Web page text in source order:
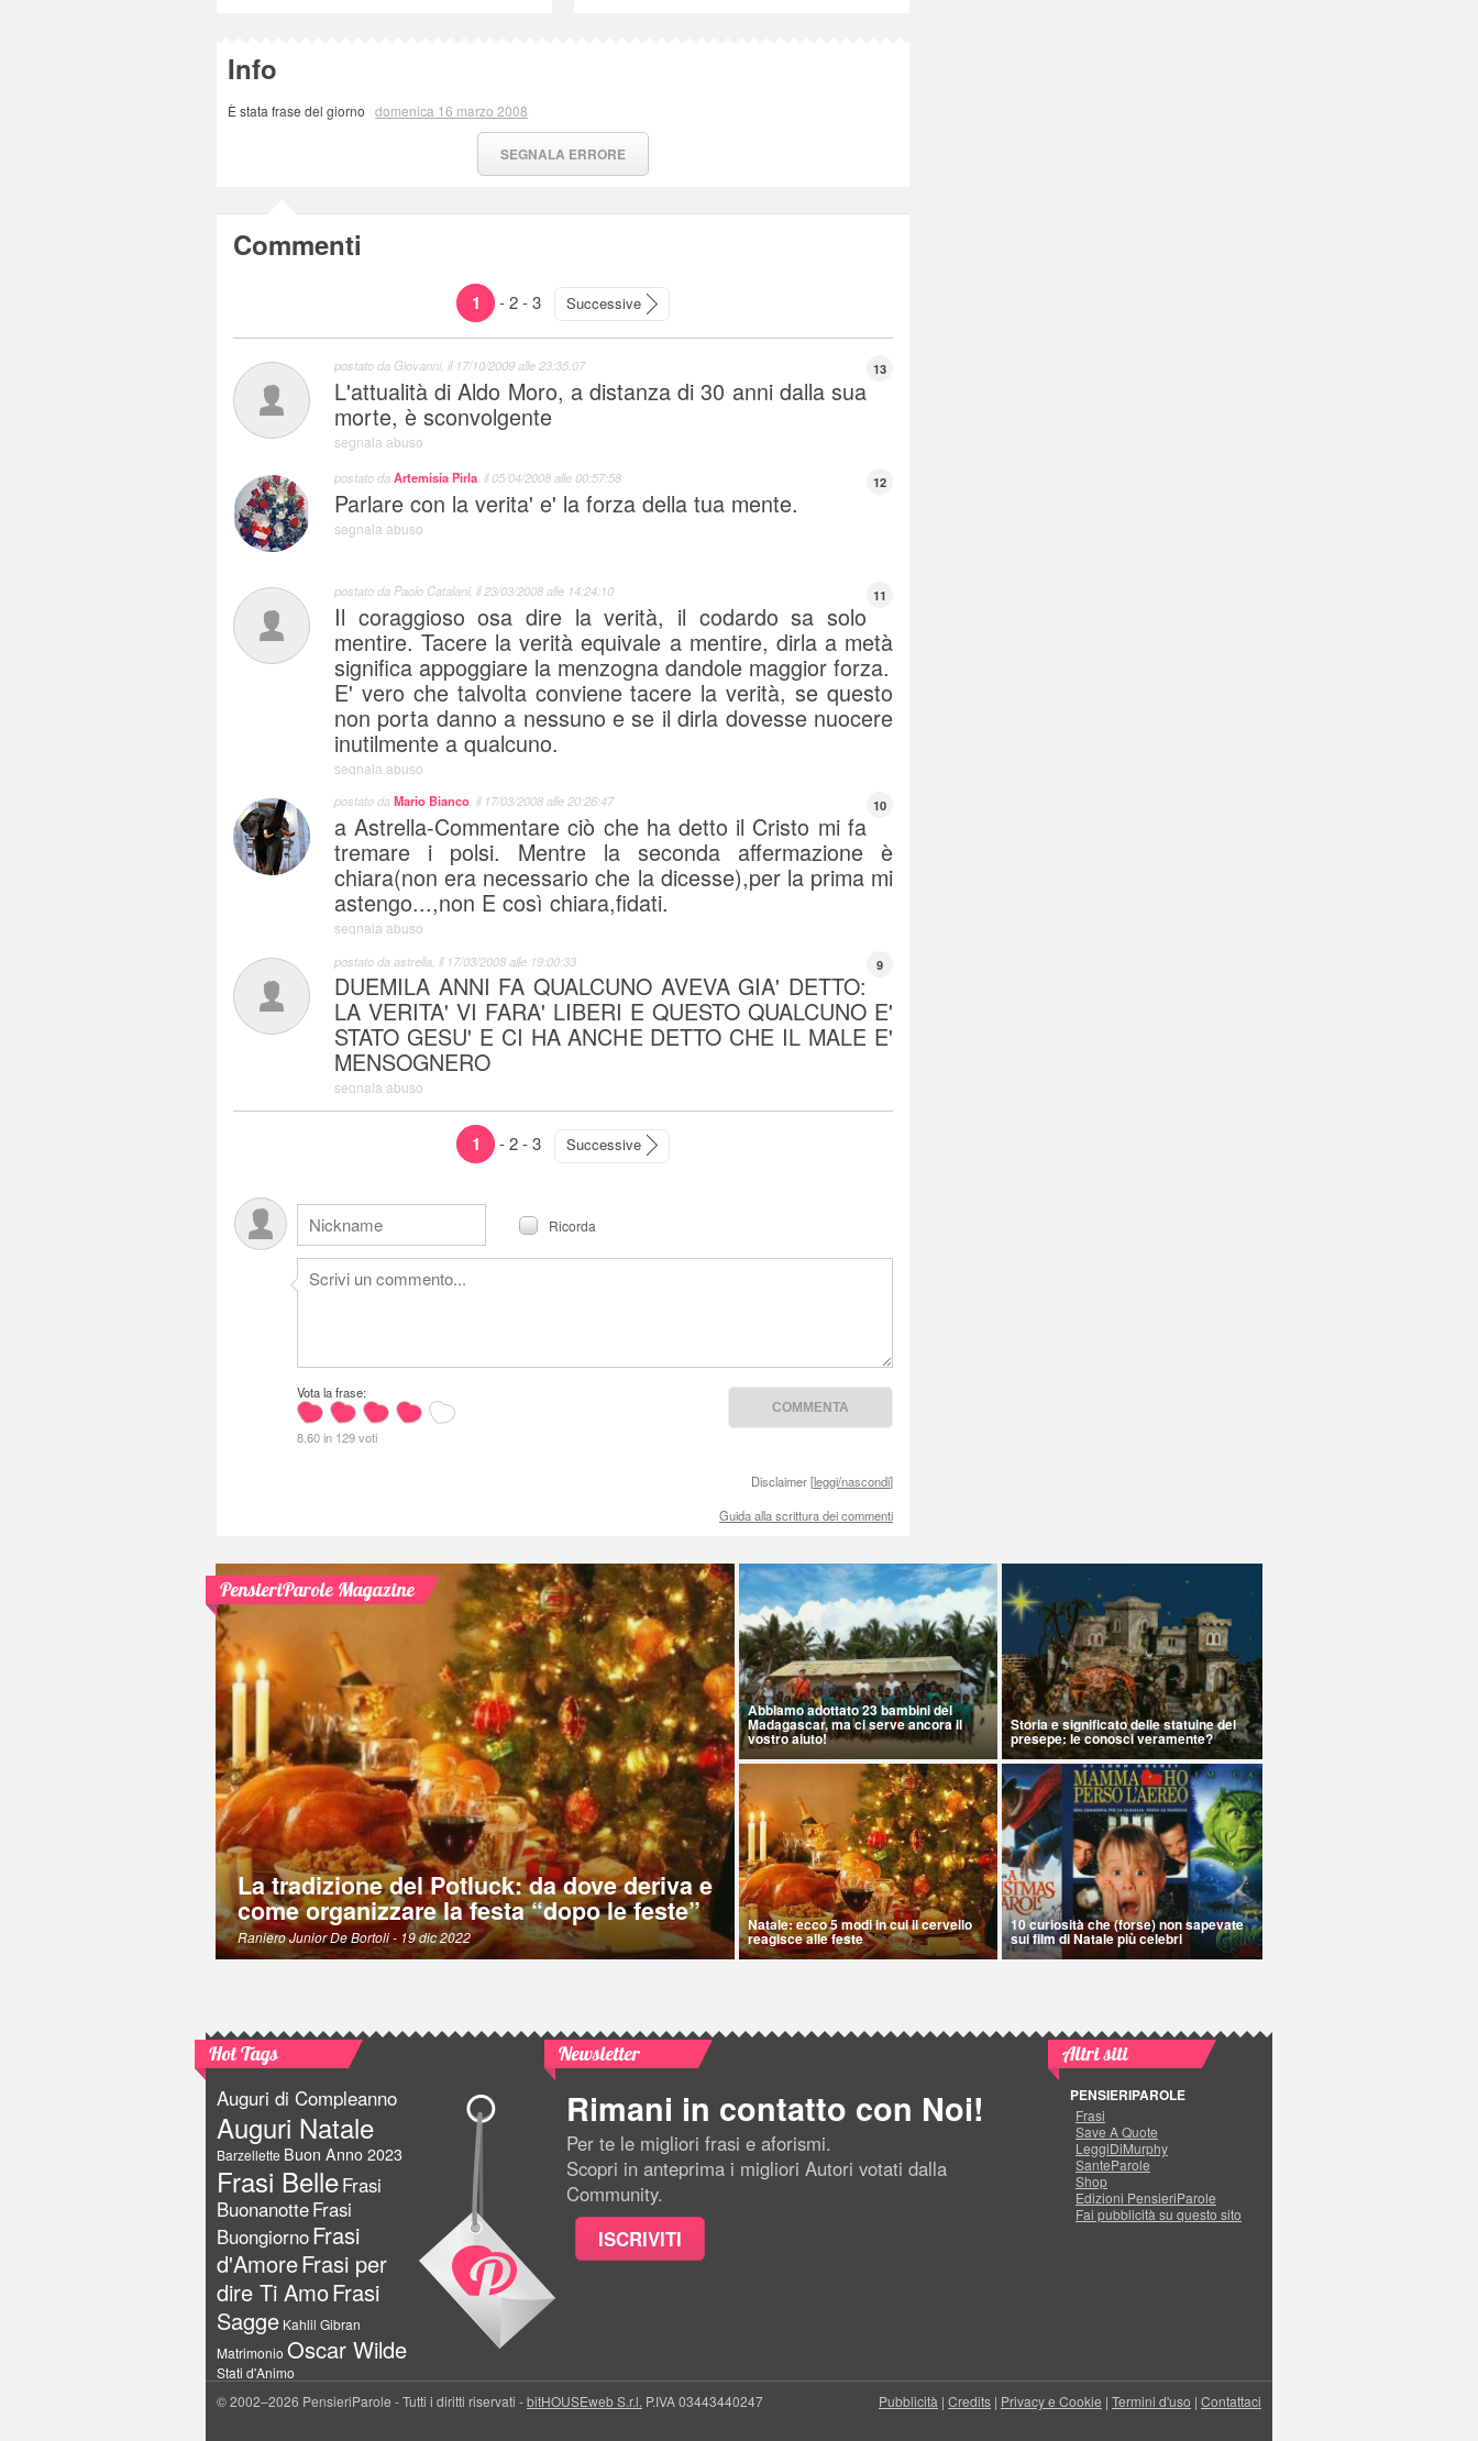
Info
È stata frase del giorno domenica 16 marzo 2008
SEGNALA ERRORE
Commenti
1 -2-3 Successive
13
postato da Giovanni, il 17/10/2009 alle 23:35:07
L'attualità di Aldo Moro, a distanza di 30 anni dalla sua
morte, è sconvolgente
segnala abuso
12
postato daArtemisia Pirla, il05/04/2008 alle 00:57:58
Parlare con la verita' e' la forza della tua mente.
segnala abuso
11
postato da Paolo Catalani, il23/03/2008 alle 14:24:10
Il coraggioso osa dire la verità, il codardo sa solo
mentire. Tacere la verità equivale a mentire, dirla a metà
significa appoggiare la menzogna dandole maggior forza.
E' vero che talvolta conviene tacere la verità, se questo
non porta danno a nessuno e se il dirla dovesse nuocere
inutilmente a qualcuno.
segnala abuso
10
postato daMario Bianco, il 17/03/2008 alle 20:26:47
a Astrella-Commentare ciò che ha detto il Cristo mi fa
tremare i polsi. Mentre la seconda affermazione è
chiara(non era necessario che la dicesse),per la prima mi
astengo...,non E così chiara,fidati.
segnala abuso
9
postato daastrella , il 17/03/2008 alle 19:00:33
DUEMILA ANNI FA QUALCUNO AVEVA GIA' DETTO:
LA VERITA' VI FARA' LIBERI E QUESTO QUALCUNO E'
STATO GESU' E CI HA ANCHE DETTO CHE IL MALE E'
MENSOGNERO
segnala abuso
1 -2-3 Successive
Ricorda
Vota la frase:
8.60 in 129 voti
Disclaimer [leggi/nascondi]
Guida alla scrittura dei commenti
PensieriParole Magazine
La tradizione del Potluck: da dove deriva e
come organizzare la festa “dopo le feste”
Raniero Junior De Bortoli- 19 dic 2022
Abbiamo adottato 23 bambini del
Madagascar, ma ci serve ancora il
vostro aiuto!
Storia e significato delle statuine del
presepe: le conosci veramente?
Natale: ecco 5 modi in cui il cervello
reagisce alle feste
10 curiosità che (forse) non sapevate
sui film di Natale più celebri
Hot Tags
Auguri di Compleanno
Auguri Natale
Barzellette Buon Anno 2023
Frasi BelleFrasi
BuonanotteFrasi
BuongiornoFrasi
d'AmoreFrasi per
dire Ti AmoFrasi
Sagge Kahlil Gibran
Matrimonio Oscar Wilde
Stati d'Animo
Newsletter
Rimani in contatto con Noi!
Per te le migliori frasi e aforismi.
Scopri in anteprima i migliori Autori votati dalla
Community.
ISCRIVITI
Altri siti
PENSIERIPAROLE
Frasi
Save A Quote
LeggiDiMurphy
SanteParole
Shop
Edizioni PensieriParole
Fai pubblicità su questo sito
© 2002–2026 PensieriParole - Tutti i diritti riservati -bitHOUSEweb S.r.l. P.IVA 03443440247 Pubblicità | Credits | Privacy e Cookie | Termini d'uso | Contattaci